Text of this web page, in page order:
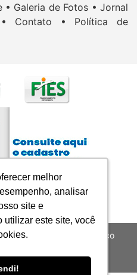
melhor
analisar
site e
utilizar este site, você
melhor
analisar
site e
utilizar este site, você
• Galeria de Fotos • Jornal
Contato •
Política de
para o Ensino Médico
Reservados